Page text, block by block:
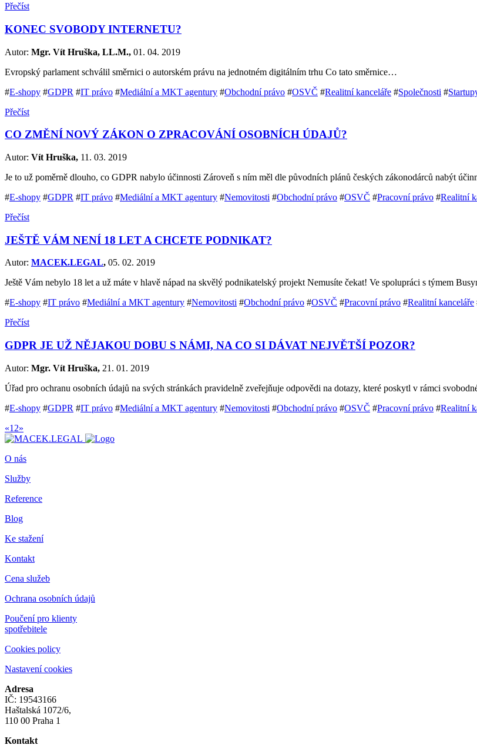
Přečíst
KONEC SVOBODY INTERNETU?
Autor: Mgr. Vít Hruška, LL.M., 01. 04. 2019
Evropský parlament schválil směrnici o autorském právu na jednotném digitálním trhu Co tato směrnice…
#E-shopy #GDPR #IT právo #Mediální a MKT agentury #Obchodní právo #OSVČ #Realitní kanceláře #Společnosti #
Přečíst
CO ZMĚNÍ NOVÝ ZÁKON O ZPRACOVÁNÍ OSOBNÍCH ÚDAJŮ?
Autor: Vít Hruška, 11. 03. 2019
Je to už poměrně dlouho, co GDPR nabylo účinnosti Zároveň s ním měl dle původních plánů českých zákonodárců nabýt
#E-shopy #GDPR #IT právo #Mediální a MKT agentury #Nemovitosti #Obchodní právo #OSVČ #Pracovní právo #Realitní
Přečíst
JEŠTĚ VÁM NENÍ 18 LET A CHCETE PODNIKAT?
Autor: MACEK.LEGAL, 05. 02. 2019
Ještě Vám nebylo 18 let a už máte v hlavě nápad na skvělý podnikatelský projekt Nemusíte čekat! Ve spolupráci s týmem
#E-shopy #IT právo #Mediální a MKT agentury #Nemovitosti #Obchodní právo #OSVČ #Pracovní právo #Realitní kanceláře
Přečíst
GDPR JE UŽ NĚJAKOU DOBU S NÁMI, NA CO SI DÁVAT NEJVĚTŠÍ POZOR?
Autor: Mgr. Vít Hruška, 21. 01. 2019
Úřad pro ochranu osobních údajů na svých stránkách pravidelně zveřejňuje odpovědi na dotazy, které poskytl v rámci
#E-shopy #GDPR #IT právo #Mediální a MKT agentury #Nemovitosti #Obchodní právo #OSVČ #Pracovní právo #Realitní
«1 2»
O nás
Služby
Reference
Blog
Ke stažení
Kontakt
Cena služeb
Ochrana osobních údajů
Poučení pro klienty
spotřebitele
Cookies policy
Nastavení cookies
Adresa
IČ: 19543166
Haštalská 1072/6,
110 00 Praha 1
Kontakt